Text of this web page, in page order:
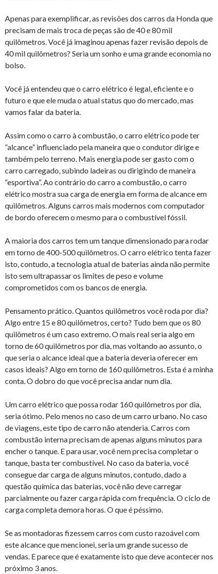
Apenas para exemplificar, as revisões dos carros da Honda que
precisam de mais troca de peças são de 40 e 80 mil
quilômetros. Você já imaginou apenas fazer revisão depois de
40 mil quilômetros? Seria um sonho e uma grande economia no
bolso.
Você já entendeu que o carro elétrico é legal, eficiente e o
futuro e que ele muda o atual status quo do mercado, mas
vamos falar da bateria.
Assim como o carro à combustão, o carro elétrico pode ter
“alcance” influenciado pela maneira que o condutor dirige e
também pelo terreno. Mais energia pode ser gasto com o
carro carregado, subindo ladeiras ou dirigindo de maneira
“esportiva”. Ao contrário do carro a combustão, o carro
elétrico mostra sua carga de energia em forma de alcance em
quilômetros. Alguns carros mais modernos com computador
de bordo oferecem o mesmo para o combustível fóssil.
A maioria dos carros tem um tanque dimensionado para rodar
em torno de 400-500 quilômetros. O carro elétrico tenta fazer
isto, contudo, a tecnologia atual de baterias ainda não permite
isto sem ultrapassar os limites de peso e volume
comprometidos com os bancos de energia.
Pensamento prático. Quantos quilômetros você roda por dia?
Algo entre 15 e 80 quilômetros, certo? Tudo bem que os 80
quilômetros é um caso extremo. O mais real seria algo em
torno de 60 quilômetros por dia, mas voltando ao assunto, o
que seria o alcance ideal que a bateria deveria oferecer em
casos ideais? Algo em torno de 160 quilômetros. Esta é a minha
conta. O dobro do que você precisa andar num dia.
Um carro elétrico que possa rodar 160 quilômetros por dia,
seria ótimo. Pelo menos no caso de um carro urbano. No caso
de viagens, este tipo de carro não atenderia. Carros com
combustão interna precisam de apenas alguns minutos para
encher o tanque. E para usar, você nem precisa completar o
tanque, basta ter combustível. No caso da bateria, você
consegue dar carga de alguns minutos, contudo, dado a
questão química das baterias, você não deve carregar
parcialmente ou fazer carga rápida com frequência. O ciclo de
carga completa demora horas. O que é péssimo.
Se as montadoras fizessem carros com custo razoável com
este alcance que mencionei, seria um grande sucesso de
vendas. E parece que é exatamente isto que deve acontecer nos
próximo 3 anos.